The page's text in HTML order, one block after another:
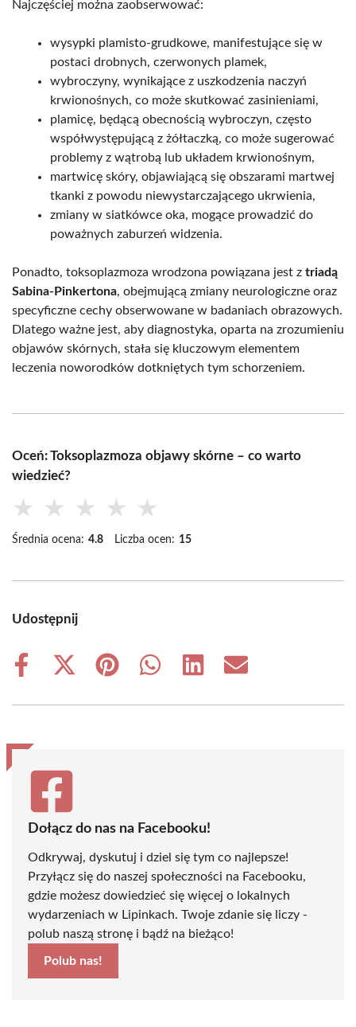
Najczęściej można zaobserwować:
wysypki plamisto-grudkowe, manifestujące się w
postaci drobnych, czerwonych plamek,
wybroczyny, wynikające z uszkodzenia naczyń
krwionośnych, co może skutkować zasinieniami,
plamicę, będącą obecnością wybroczyn, często
współwystępującą z żółtaczką, co może sugerować
problemy z wątrobą lub układem krwionośnym,
martwicę skóry, objawiającą się obszarami martwej
tkanki z powodu niewystarczającego ukrwienia,
zmiany w siatkówce oka, mogące prowadzić do
poważnych zaburzeń widzenia.
Ponadto, toksoplazmoza wrodzona powiązana jest z triadą
Sabina-Pinkertona, obejmującą zmiany neurologiczne oraz
specyficzne cechy obserwowane w badaniach obrazowych.
Dlatego ważne jest, aby diagnostyka, oparta na zrozumieniu
objawów skórnych, stała się kluczowym elementem
leczenia noworodków dotkniętych tym schorzeniem.
Oceń: Toksoplazmoza objawy skórne – co warto
wiedzieć?
★ ★ ★ ★ ★
Średnia ocena: 4.8 Liczba ocen: 15
Udostępnij
Share
Share
(Twitter)
Share
Share
Share
Share
Dołącz do nas na Facebooku!
Odkrywaj, dyskutuj i dziel się tym co najlepsze!
Przyłącz się do naszej społeczności na Facebooku,
gdzie możesz dowiedzieć się więcej o lokalnych
wydarzeniach w Lipinkach. Twoje zdanie się liczy -
polub naszą stronę i bądź na bieżąco!
Polub nas!